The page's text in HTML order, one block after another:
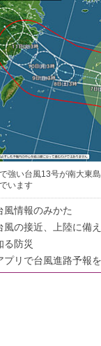
強い台風13号が南大東
います
風情報のみかた
風の接近、上陸に備
る防災
プリで台風進路予報